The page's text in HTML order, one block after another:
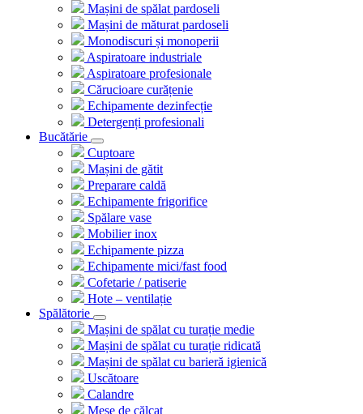
Mașini de spălat pardoseli
Mașini de măturat pardoseli
Monodiscuri și monoperii
Aspiratoare industriale
Aspiratoare profesionale
Cărucioare curățenie
Echipamente dezinfecție
Detergenți profesionali
Bucătărie
Cuptoare
Mașini de gătit
Preparare caldă
Echipamente frigorifice
Spălare vase
Mobilier inox
Echipamente pizza
Echipamente mici/fast food
Cofetarie / patiserie
Hote – ventilație
Spălătorie
Mașini de spălat cu turație medie
Mașini de spălat cu turație ridicată
Mașini de spălat cu barieră igienică
Uscătoare
Calandre
Mese de călcat